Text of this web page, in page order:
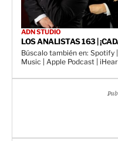
ADN STUDIO
LOS ANALISTAS 163 |
Búscalo también en: Spotify